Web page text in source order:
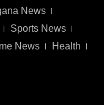
News
Sports News
News Health